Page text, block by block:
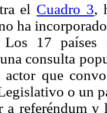
el Cuadro 3,
ha
Los 17 países
consulta
que
o un
a referéndum